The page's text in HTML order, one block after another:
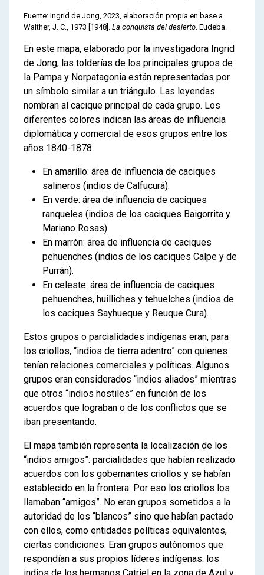
3
Violencia estatal y violencia
indígena en la frontera sur
La expansión de la frontera
criolla: fuertes y fortines
Nuevas miradas sobre los
malones
100 años de cambios en la
frontera sur
La derrota de las comunidades
indígenas
Fuente: Ingrid de Jong, 2023, elaboración propia en base a
Walther, J. C., 1973 [1948]. La conquista del desierto . Eudeba.
En este mapa, elaborado por la investigadora Ingrid
de Jong, las tolderías de los principales grupos de
la Pampa y Norpatagonia están representadas por
un símbolo similar a un triángulo. Las leyendas
nombran al cacique principal de cada grupo. Los
diferentes colores indican las áreas de influencia
diplomática y comercial de esos grupos entre los
años 1840-1878:
En amarillo: área de influencia de caciques
salineros (indios de Calfucurá).
En verde: área de influencia de caciques
ranqueles (indios de los caciques Baigorrita y
Mariano Rosas).
En marrón: área de influencia de caciques
pehuenches (indios de los caciques Calpe y de
Purrán).
En celeste: área de influencia de caciques
pehuenches, huilliches y tehuelches (indios de
los caciques Sayhueque y Reuque Cura).
Estos grupos o parcialidades indígenas eran, para
los criollos, “indios de tierra adentro” con quienes
tenían relaciones comerciales y políticas. Algunos
grupos eran considerados “indios aliados” mientras
que otros “indios hostiles” en función de los
acuerdos que lograban o de los conflictos que se
iban presentando.
El mapa también representa la localización de los
“indios amigos”: parcialidades que habían realizado
acuerdos con los gobernantes criollos y se habían
establecido en la frontera. Por eso los criollos los
llamaban “amigos”. No eran grupos sometidos a la
autoridad de los “blancos” sino que habían pactado
con ellos, como entidades políticas equivalentes,
ciertas condiciones. Eran grupos autónomos que
respondían a sus propios líderes indígenas: los
indios de los hermanos Catriel en la zona de Azul y